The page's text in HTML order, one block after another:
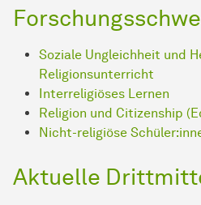
Soziale Ungleichheit und
Religionsunterricht
Interreligiöses Lernen
Religion und Citizenship
Nicht-religiöse
Aktuelle